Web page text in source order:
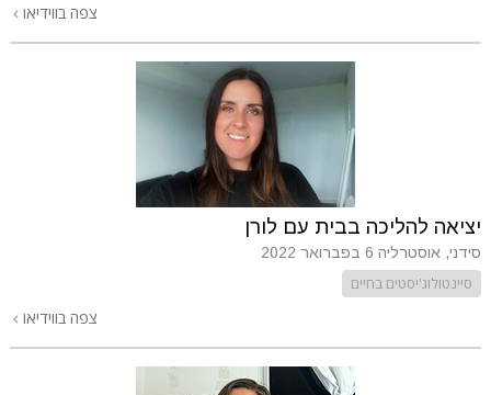
צפה בווידיאו
יציאה להליכה בבית עם לורן
סידני, אוסטרליה 6 בפברואר 2022
סיינטולוג'יסטים בחיים
צפה בווידיאו